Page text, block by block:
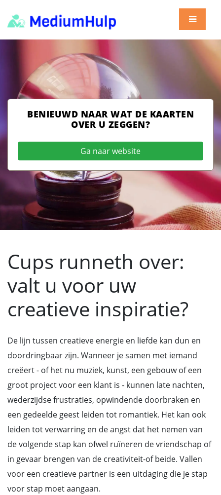
BENIEUWD NAAR WAT DE KAARTEN
OVER U ZEGGEN?
Ga naar website
Cups runneth over:
valt u voor uw
creatieve inspiratie?
De lijn tussen creatieve energie en liefde kan dun en
doordringbaar zijn. Wanneer je samen met iemand
creëert - of het nu muziek, kunst, een gebouw of een
groot project voor een klant is - kunnen late nachten,
wederzijdse frustraties, opwindende doorbraken en
een gedeelde geest leiden tot romantiek. Het kan ook
leiden tot verwarring en de angst dat het nemen van
de volgende stap kan ofwel ruïneren de vriendschap of
in gevaar brengen van de creativiteit-of beide. Vallen
voor een creatieve partner is een uitdaging die je stap
voor stap moet aangaan.